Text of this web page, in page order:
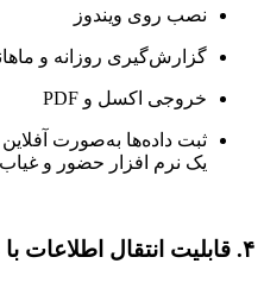
نصب روی ویندوز
گزارش‌گیری روزانه و
خروجی اکسل و PDF
ثبت داده‌ها به‌صورت آفلاین
یک نرم افزار حضور و
۴. قابلیت انتقال اطلاعات با USB